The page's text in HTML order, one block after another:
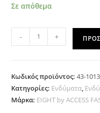
Σε απόθεμα
- +
Κωδικός προϊόντος:43-1013
Κατηγορίες: Ενδύματα
Μάρκα: EIGHT by ACCESS